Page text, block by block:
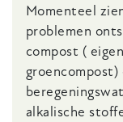
Momenteel
problemen
compost (
alkalische